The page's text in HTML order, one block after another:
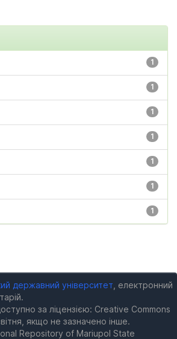
1
1
1
1
1
1
1
державний університет , електронний
за ліцензією: Creative Commons
якщо не зазначено інше.
Repository of Mariupol State